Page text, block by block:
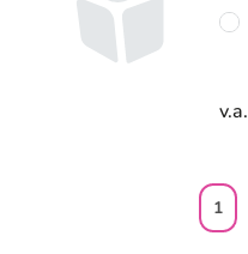
v.a.
1